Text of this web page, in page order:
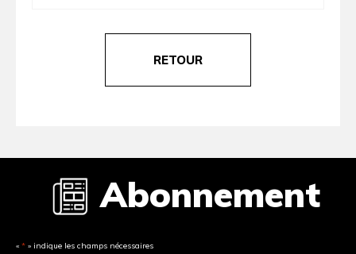
RETOUR
Abonnement
« * » indique les champs nécessaires